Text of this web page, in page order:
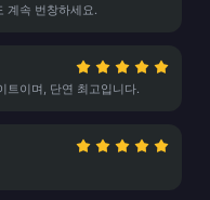
계속 번창하세요.
트이며, 단연 최고입니다.